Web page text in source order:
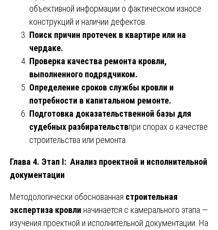
объективной информации о фактическом износе
конструкций и наличии дефектов.
Поиск причин протечек в квартире или на
чердаке.
Проверка качества ремонта кровли,
выполненного подрядчиком.
Определение сроков службы кровли и
потребности в капитальном ремонте.
Подготовка доказательственной базы для
судебных разбирательствпри спорах о качестве
строительства или ремонта.
Глава 4. Этап I: Анализ проектной и исполнительной
документации
Методологически обоснованная строительная
экспертиза кровли начинается с камерального этапа —
изучения проектной и исполнительной документации. На